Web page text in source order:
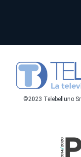
©2023 Telebelluno